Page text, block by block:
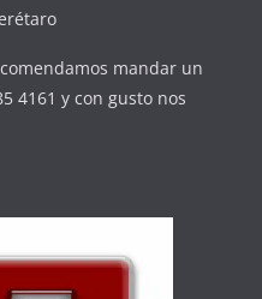
mandar un
4161 y con gusto nos